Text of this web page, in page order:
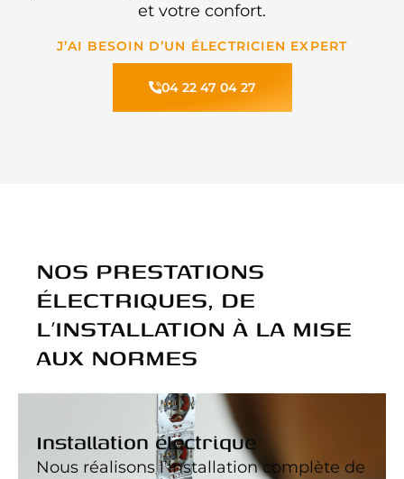
et votre confort.
J’AI BESOIN D’UN ÉLECTRICIEN EXPERT
04 22 47 04 27
NOS PRESTATIONS
ÉLECTRIQUES, DE
L’INSTALLATION À LA MISE
AUX NORMES
Installation électrique
Nous réalisons l’installation complète de